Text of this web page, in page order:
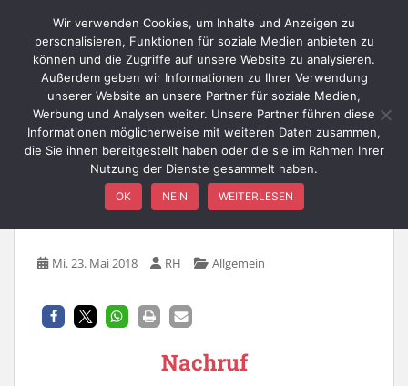
Nachruf Hans-Peter
Limbach
Mi. 23. Mai 2018 RH Allgemein
Nachruf
Wir verwenden Cookies, um Inhalte und Anzeigen zu
personalisieren, Funktionen für soziale Medien anbieten zu
können und die Zugriffe auf unsere Website zu analysieren.
Außerdem geben wir Informationen zu Ihrer Verwendung
unserer Website an unsere Partner für soziale Medien,
Werbung und Analysen weiter. Unsere Partner führen diese
Informationen möglicherweise mit weiteren Daten zusammen,
die Sie ihnen bereitgestellt haben oder die sie im Rahmen Ihrer
Nutzung der Dienste gesammelt haben.
OK NEIN WEITERLESEN